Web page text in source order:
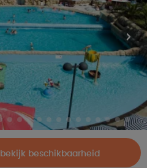
bekijk beschikbaarheid